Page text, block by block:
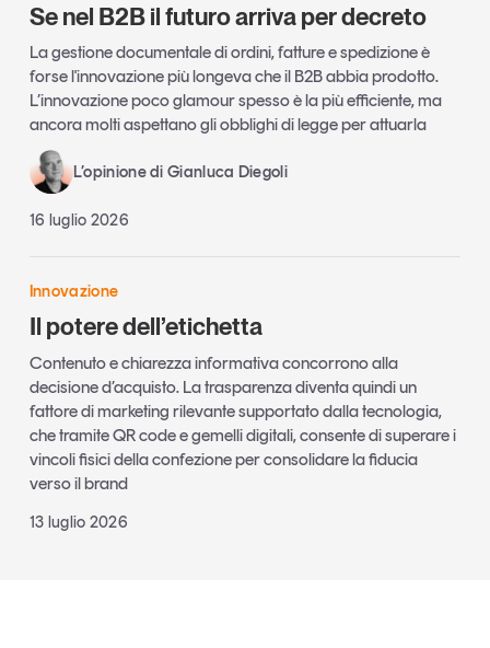
Se nel B2B il futuro arriva per decreto
La gestione documentale di ordini, fatture e spedizione è
forse l'innovazione più longeva che il B2B abbia prodotto.
L’innovazione poco glamour spesso è la più efficiente, ma
ancora molti aspettano gli obblighi di legge per attuarla
L’opinione di Gianluca Diegoli
16 luglio 2026
Innovazione
Il potere dell’etichetta
Contenuto e chiarezza informativa concorrono alla
decisione d’acquisto. La trasparenza diventa quindi un
fattore di marketing rilevante supportato dalla tecnologia,
che tramite QR code e gemelli digitali, consente di superare i
vincoli fisici della confezione per consolidare la fiducia
verso il brand
13 luglio 2026